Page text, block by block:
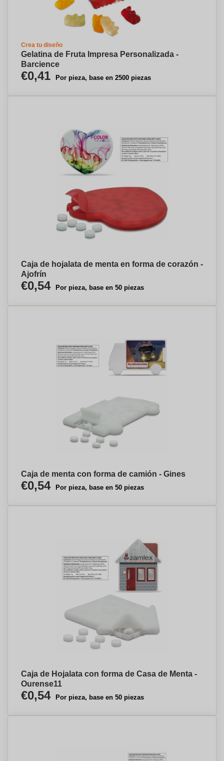
Crea tu diseño
Gelatina de Fruta Impresa Personalizada -
Barcience
€0,41 Por pieza, base en 2500 piezas
Caja de hojalata de menta en forma de corazón -
Ajofrín
€0,54 Por pieza, base en 50 piezas
Caja de menta con forma de camión - Gines
€0,54 Por pieza, base en 50 piezas
Caja de Hojalata con forma de Casa de Menta -
Ourense⁠11
€0,54 Por pieza, base en 50 piezas